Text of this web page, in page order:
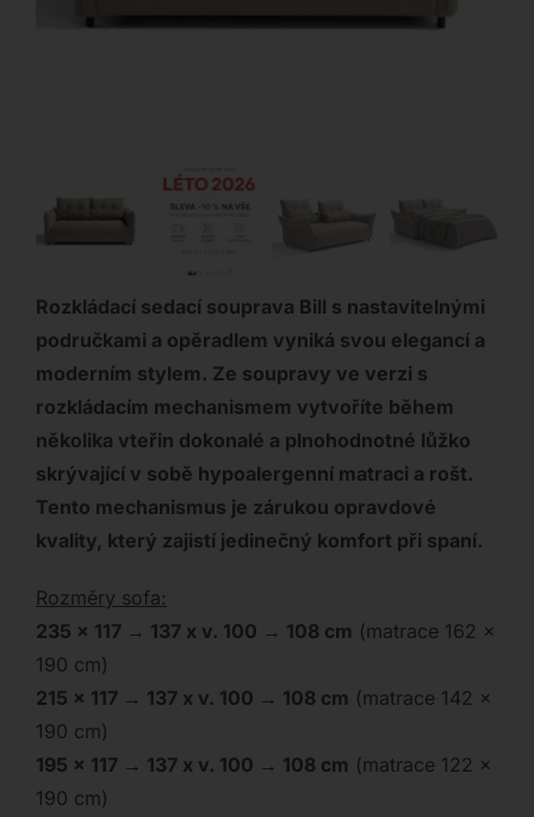
Rozkládací sedací souprava Bill s nastavitelnými
područkami a opěradlem vyniká svou elegancí a
moderním stylem. Ze soupravy ve verzi s
rozkládacím mechanismem vytvoříte během
několika vteřin dokonalé a plnohodnotné lůžko
skrývající v sobě hypoalergenní matraci a rošt.
Tento mechanismus je zárukou opravdové
kvality, který zajistí jedinečný komfort při spaní.
Rozměry sofa:
235 x 117 → 137 x v. 100 → 108 cm (matrace 162 x
190 cm)
215 x 117 → 137 x v. 100 → 108 cm (matrace 142 x
190 cm)
195 x 117 → 137 x v. 100 → 108 cm (matrace 122 x
190 cm)